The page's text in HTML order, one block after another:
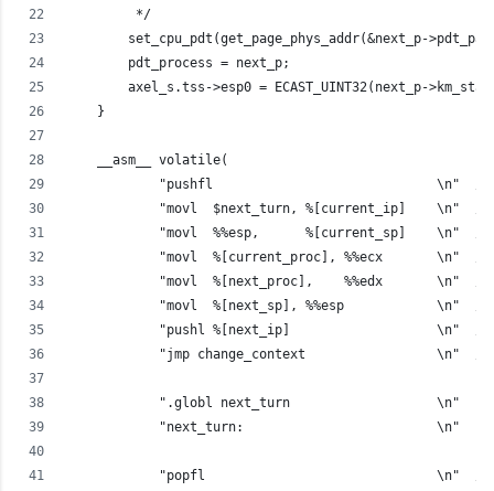
         */
set_cpu_pdt(get_page_phys_addr(&next_p-
        pdt_process = next_p;
axel_s.tss->esp0 = ECAST_UINT32(next_p-
    }
    __asm__ volatile(
"pushfl                             \n"
"movl  $next_turn, %[current_ip]    \n"
"movl  %%esp,      %[current_sp]    \n"
"movl  %[current_proc], %%ecx       \n"
"movl  %[next_proc],    %%edx       \n"
"movl  %[next_sp], %%esp            \n"
"pushl %[next_ip]                   \n"
"jmp change_context                 \n"
            ".globl next_turn                   \n"
            "next_turn:                         \n"
"popfl                              \n"